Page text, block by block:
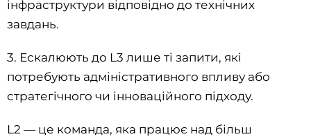
інфраструктури відповідно до технічних
завдань.
3. Ескалюють до L3 лише ті запити, які
потребують адміністративного впливу або
стратегічного чи інноваційного підходу.
L2 — це команда, яка працює над більш